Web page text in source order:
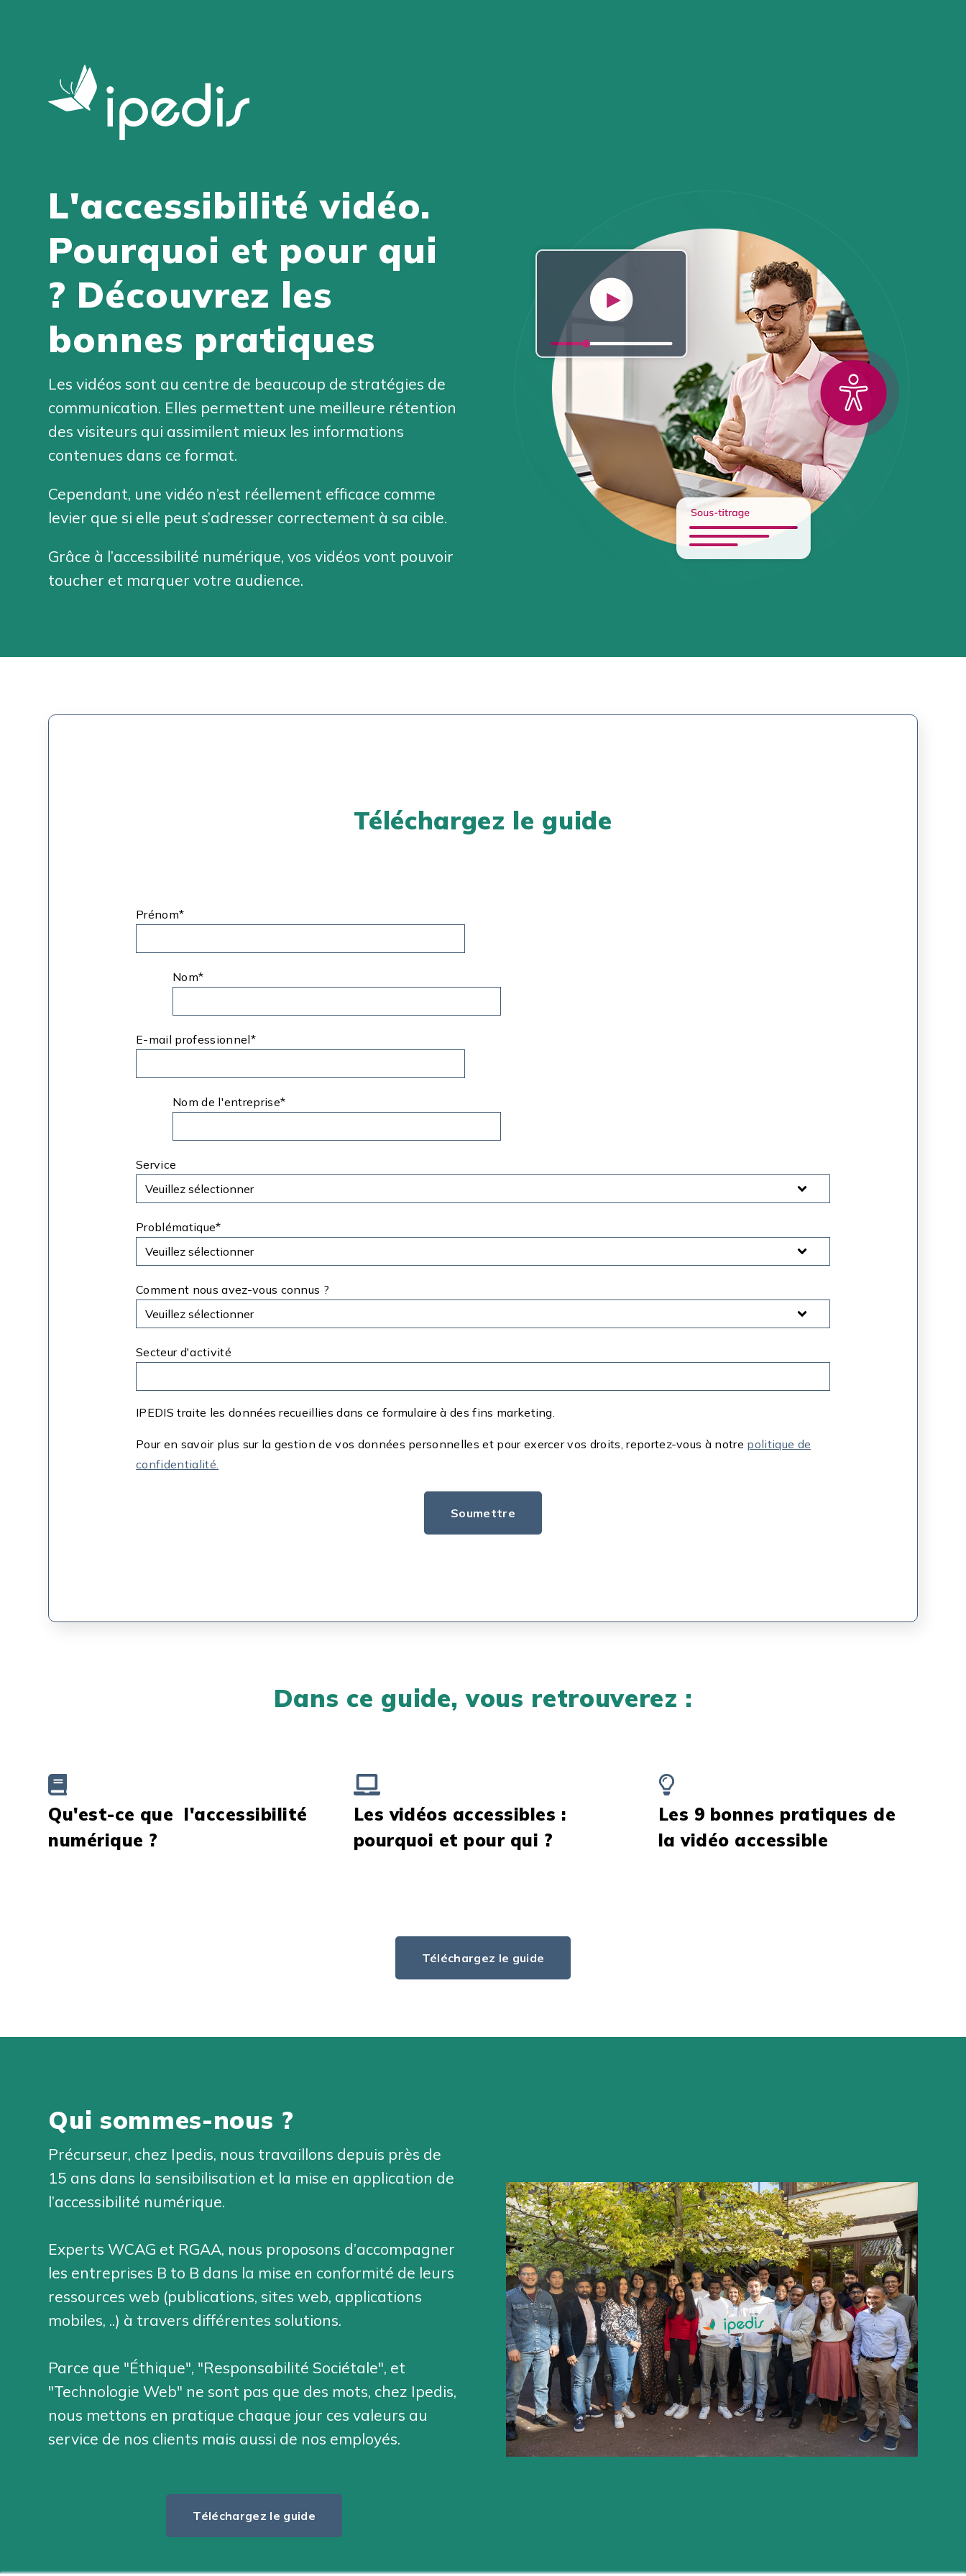
L'accessibilité vidéo.
Pourquoi et pour qui
? Découvrez les
bonnes pratiques
Les vidéos sont au centre de beaucoup de stratégies de
communication. Elles permettent une meilleure rétention
des visiteurs qui assimilent mieux les informations
contenues dans ce format.
Cependant, une vidéo n’est réellement efficace comme
levier que si elle peut s’adresser correctement à sa cible.
Grâce à l’accessibilité numérique, vos vidéos vont pouvoir
toucher et marquer votre audience.
Téléchargez le guide
Prénom*
Nom*
E-mail professionnel**
Nom de l'entreprise*
Service
Problématique*
Comment nous avez-vous connus ?
Secteur d'activité
IPEDIS traite les données recueillies dans ce formulaire à des fins marketing.
Pour en savoir plus sur la gestion de vos données personnelles et pour exercer vos droits, reportez-vous à notre politique de
confidentialité.
Dans ce guide, vous retrouverez :
Qu'est-ce que l'accessibilité
numérique ?
Les vidéos accessibles :
pourquoi et pour qui ?
Les 9 bonnes pratiques de
la vidéo accessible
Téléchargez le guide
Qui sommes-nous ?
Précurseur, chez Ipedis, nous travaillons depuis près de
15 ans dans la sensibilisation et la mise en application de
l’accessibilité numérique.
Experts WCAG et RGAA, nous proposons d’accompagner
les entreprises B to B dans la mise en conformité de leurs
ressources web (publications, sites web, applications
mobiles, ..) à travers différentes solutions.
Parce que "Éthique", "Responsabilité Sociétale", et
"Technologie Web" ne sont pas que des mots, chez Ipedis,
nous mettons en pratique chaque jour ces valeurs au
service de nos clients mais aussi de nos employés.
Téléchargez le guide